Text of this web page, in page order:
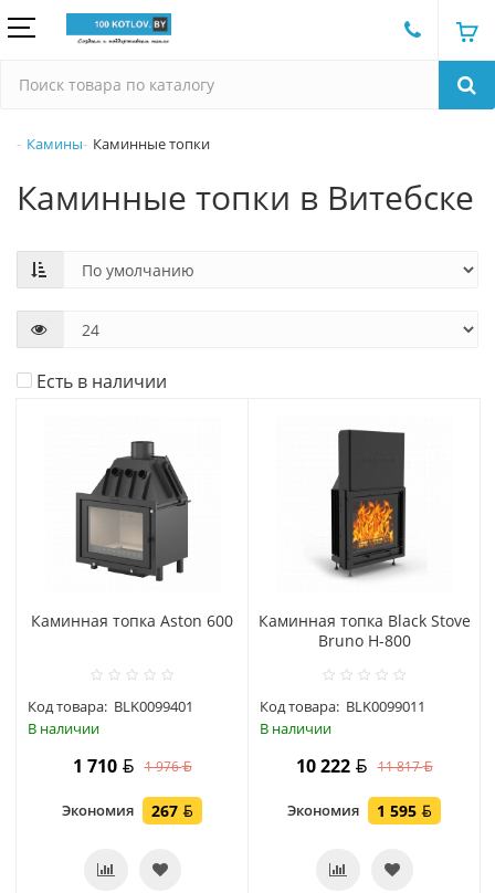
Камины Каминные топки
Каминные топки в Витебске
Есть в наличии
Каминная топка Aston 600
Код товара: BLK0099401
В наличии
1 710 1 976
Экономия 267
Каминная топка Black Stove
Bruno H-800
Код товара: BLK0099011
В наличии
10 222 11 817
Экономия 1 595